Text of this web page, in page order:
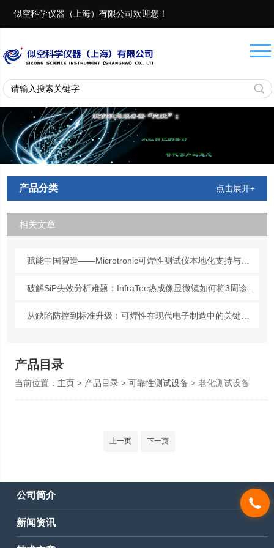
似空科学仪器（上海）有限公司欢迎您！
产品分类 点击展开+
相关文章
赋能中国智造——Microtronic可焊性测试仪本地化支持与成功实践
破解SiP失效分析难题：InfraTec热成像显微镜如何将3周诊断缩短至2天？
从缺陷防控到标准升级：可焊性在现代电子制造中的关键作用
产品目录
当前位置： 主页> 产品目录> 可靠性测试设备 > 老化测试设备
上一页 下一页
公司简介
新闻资讯